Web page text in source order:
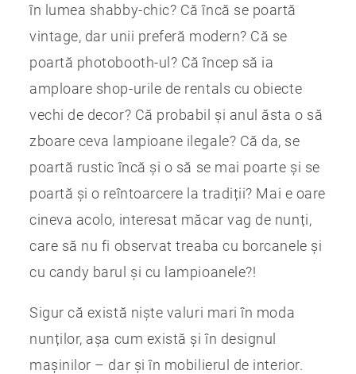
în lumea shabby-chic? Că încă se poartă
vintage, dar unii preferă modern? Că se
poartă photobooth-ul? Că încep să ia
amploare shop-urile de rentals cu obiecte
vechi de decor? Că probabil și anul ăsta o să
zboare ceva lampioane ilegale? Că da, se
poartă rustic încă și o să se mai poarte și se
poartă și o reîntoarcere la tradiții? Mai e oare
cineva acolo, interesat măcar vag de nunți,
care să nu fi observat treaba cu borcanele și
cu candy barul și cu lampioanele?!
Sigur că există niște valuri mari în moda
nunților, așa cum există și în designul
mașinilor – dar și în mobilierul de interior.